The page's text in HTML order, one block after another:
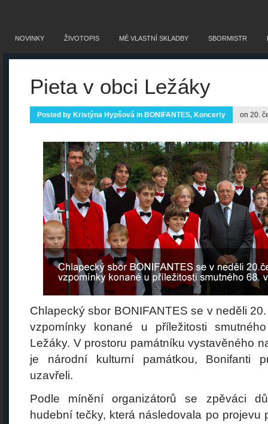
NOVINKY ŽIVOTOPIS MÉ VLASTNÍ SKLADBY SBORMISTR
Pieta v obci Ležáky
Posted by Kristýna Hypšová in BONIFANTES, Koncerty on 20.
Chlapecký sbor BONIFANTES se v neděli
vzpomínky konané u příležitosti
Ležáky. V prostoru památníku vystavěného
je národní kulturní památkou, Bonifanti
uzavřeli.
Podle mínění organizátorů se zpěváci
hudební tečky, která následovala po projevu